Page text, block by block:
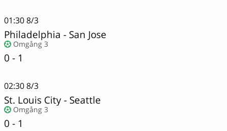
01:308/3
Philadelphia - San Jose
Omgång 3
0 - 1
02:308/3
St. Louis City- Seattle
Omgång 3
0 - 1